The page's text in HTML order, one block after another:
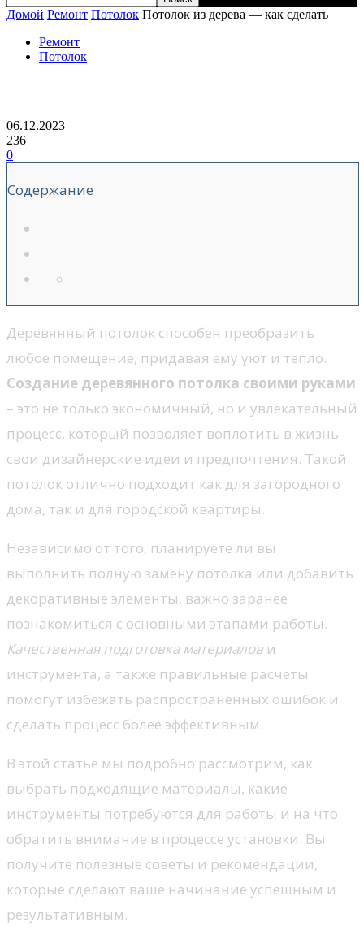
Домой Ремонт Потолок Потолок из дерева — как сделать
Ремонт
Потолок
06.12.2023
236
0
Содержание
Деревянный потолок способен преобразить
любое помещение, придавая ему уют и тепло.
Создание деревянного потолка своими руками
– это не только экономичный, но и увлекательный
процесс, который позволяет воплотить в жизнь
свои дизайнерские идеи и предпочтения. Такой
потолок отлично подходит как для загородного
дома, так и для городской квартиры.
Независимо от того, планируете ли вы
выполнить полную замену потолка или добавить
декоративные элементы, важно заранее
познакомиться с основными этапами работы.
Качественная подготовка материалов и
инструмента, а также правильные расчеты
помогут избежать распространенных ошибок и
сделать процесс более эффективным.
В этой статье мы подробно рассмотрим, как
выбрать подходящие материалы, какие
инструменты потребуются для работы и на что
обратить внимание в процессе установки. Вы
получите полезные советы и рекомендации,
которые сделают ваше начинание успешным и
результативным.